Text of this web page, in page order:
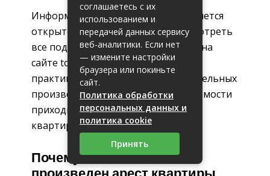
Информация о будущих торгах является
открытой для всех граждан. Просмотреть
все подобные мероприятия можно на
сайте torgi.gov.ru. Как показывает
практика, почти 90% всех исполнительных
производств по объектам недвижимости
приходится именно на ипотечные
квартиры.
Почему может быть
соглашаетесь с их
использованием и
передачей данных сервису
веб-аналитики. Если нет
— измените настройки
браузера или покиньте
сайт.
Политика обработки
персональных данных и
политика cookie
Принять